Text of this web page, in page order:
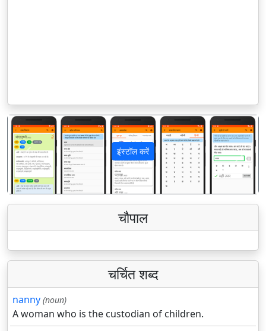
इंस्टॉल करें
पिछला अगला
चौपाल
चर्चित शब्द
nanny (noun)
A woman who is the custodian of children.